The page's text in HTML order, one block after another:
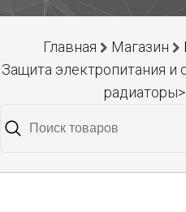
Главная Магазин
Защита электропитания и